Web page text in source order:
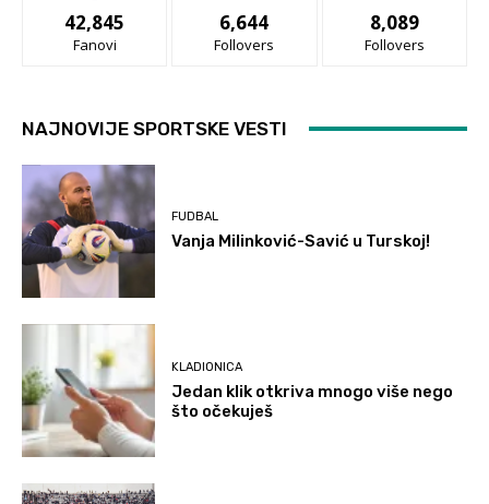
42,845
Fanovi
6,644
Follovers
8,089
Follovers
NAJNOVIJE SPORTSKE VESTI
FUDBAL
Vanja Milinković-Savić u Turskoj!
KLADIONICA
Jedan klik otkriva mnogo više nego
što očekuješ